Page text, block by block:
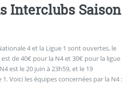
Interclubs Saison
4 et la Ligue 1 sont ouvertes, le
de 40€ pour la N4 et 30€ pour la ligue
est le 20 juin à 23h59, et le 19
Voici les équipes concernées par la N4 :